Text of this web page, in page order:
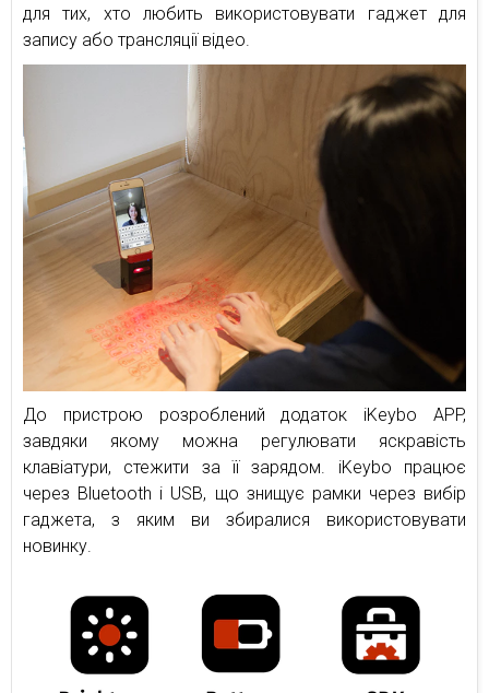
для тих, хто любить використовувати гаджет для
запису або трансляції відео.
До пристрою розроблений додаток iKeybo APP,
завдяки якому можна регулювати яскравість
клавіатури, стежити за її зарядом. iKeybo працює
через Bluetooth і USB, що знищує рамки через вибір
гаджета, з яким ви збиралися використовувати
новинку.